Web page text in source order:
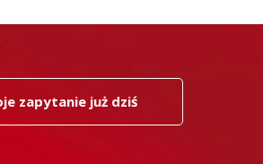
zapytanie już dziś